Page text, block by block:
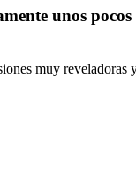
unos
muy reveladoras